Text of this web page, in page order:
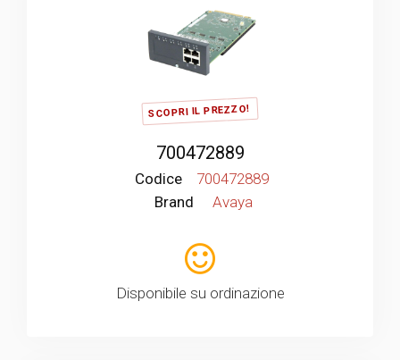
SCOPRI IL PREZZO!
700472889
Codice
700472889
Brand
Avaya
Disponibile su ordinazione